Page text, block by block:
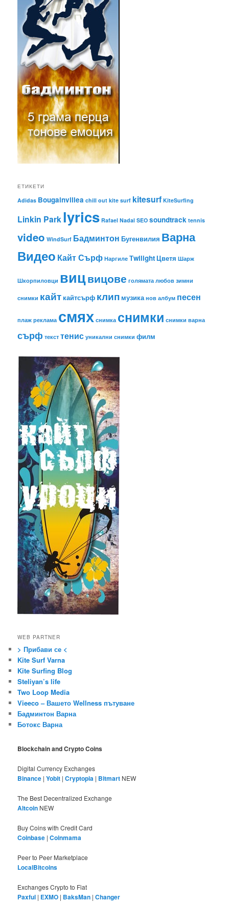
ЕТИКЕТИ
Adidas Bougainvillea chill out kite surf kitesurf KiteSurfing
Linkin Parklyrics Rafael Nadal SEO soundtrack tennis
video WindSurf Бадминтон Бугенвилия Варна
Видео Кайт Сърф Наргиле ТwilightЦветя Шарж
Шкорпиловци вицвицове голямата любов зимни
снимки кайт кайтсърф клип музика нов албум песен
плаж реклама смях снимка снимки снимки варна
сърф текст тенис уникални снимки филм
WEB PARTNER
> Прибави се <
Kite Surf Varna
Kite Surfing Blog
Steliyan’s life
Two Loop Media
Vieeco – Вашето Wellness пътуване
Бадминтон Варна
Ботокс Варна
Blockchain and Crypto Coins
Digital Currency Exchanges
Binance |Yobit |Cryptopia | Bitmart NEW
The Best Decentralized Exchange
Altcoin NEW
Buy Coins with Credit Card
Coinbase |Coinmama
Peer to Peer Marketplace
LocalBitcoins
Exchanges Crypto to Fiat
Paxful | EXMO | BaksMan |Changer